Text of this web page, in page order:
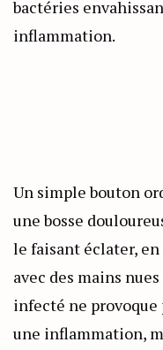
bactéries
inflammation.
Un simple bouton
une bosse
le faisant éclater,
avec des mains
infecté ne provoque
une inflammation,